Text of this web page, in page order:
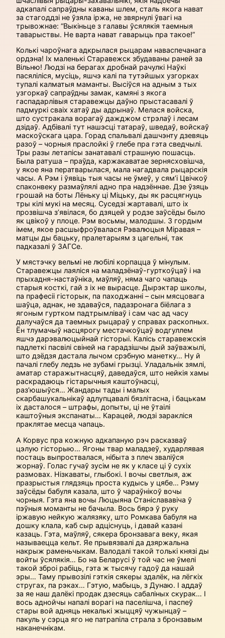
адкапалі сапраўдны каваны шлем, сталь якога нават
за стагоддзі не ўзяла іржа, не звярнулі ўвагі на
трывожнае: “Выкіньце з галавы ўсялякія таемныя
таварыствы. Не варта нават гаварыць пра такое!”
Колькі чароўнага адкрылася рыцарам наваспечанага
ордэна! Іх малень­кі Старавежск збудаваны раней за
Вільню! Людзі на берагах дробнай рачулкі Наўкі
пасяліліся, мусіць, яшчэ калі па тутэйшых узгорках
тупалі калматыя маманты. Высіўся на адным з тых
узгоркаў сапраўдны замак, камяні з якога
гаспадарлівыя старавежцы даўно прыстасавалі ў
падмуркі сваіх хатаў ды адрынаў. Мелася войска,
што сустракала ворагаў дажджом стрэлаў і лесам
дзідаў. Адбівалі тут нашэсці татараў, шведаў, войскаў
маскоўскага цара. Горад спальвалі дашчэнту дзевяць
разоў – чорныя праслойкі ў глебе пра гэта сведчылі.
Тры разы летапісы занатавалі страшную пошасць.
Была ратуша – праўда, каржакаватае зернясховішча,
у якое яна ператварылася, мала нагадвала рыцарскія
часы. А Рэм і ўявіць тыя часы не ўмеў, у сям’і Цвічкоў
спаконвеку размаўлялі адно пра надзённае. Дзе ўзяць
грошай на боты Лёньку ці Міцьку, ды як расцягнуць
тры кілі мукі на месяц. Суседзі жартавалі, што іх
прозвішча з’явілася, бо дзяцей у родзе заўсёды было
як цвікоў у плоце. Рэм восьмы, малодшы. З гордым
імем, якое расшыфроўвалася Рэвалюцыя Міравая –
матцы ды бацьку, пралетарыям з цагельні, так
падказалі ў ЗАГСе.
У мястэчку вельмі не любілі корпацца ў мінулым.
Старавежцы лаяліся на маладзёнаў-гурткоўцаў і на
прыхадня-настаўніка, маўляў, няма чаго чапаць
старыя косткі, гай з іх не вырасце. Дырэктар школы,
па прафесіі гісторык, па паходжанні – сын мясцовага
шаўца, аднак, не здаваўся, падазронага біёлага з
ягоным гуртком падтрымліваў і сам час ад часу
далучаўся да таемных рыцараў у справах раскопных.
Ён тлумачыў насцярогу местачкоўцаў водгуллем
яшчэ дарэвалюцыйнай гісторыі. Калісь старавежскія
падлеткі пасвілі свіней на гарадзішчы дый заўважылі,
што дзёдзя дастала лычом срэбную манетку… Ну й
пачалі глебу ледзь не зубамі грызці. Уладальнік зямлі,
аматар старажытнасцяў, даведаўся, што нейкія хамы
раскрадаюць гістарычныя каштоўнасці,
раз’юшыўся… Жандары тады і малых
скарбашукальнікаў адлупцавалі бязлітасна, і бацькам
іх дасталося – штрафы, допыты, ці не ўтаілі
каштоўныя экспанаты… Карацей, людзі заракліся
праклятае месца чапаць.
А Корвус пра кожную адкапаную рэч расказваў
цэлую гісторыю… Ягоны твар маладзеў, хударлявая
постаць выпроствалася, нібыта з плеч зваліўся
жорнаў. Голас гучаў зусім не як у класе ці ў сухіх
размовах. Нізкаваты, глыбокі. І вочы светлыя, аж
празрыстыя глядзяць проста кудысь у цябе… Рэму
заўсёды бабуля казала, што ў чараўнікоў вочы
чорныя. Гэта яна вочы Люцыяна Станіслававіча ў
пэўныя моманты не бачыла. Вось бярэ ў руку
іржавую нейкую жалязяку, што Ромкава бабуля на
дошку клала, каб сыр адціснуць, і давай казані
казаць. Гэта, маўляў, сякера бронзавага веку, якая
называецца кельт. Яе прывязвалі да дзяржальна
накрыж рамень­чыкам. Валодалі такой толькі князі ды
войты ўсялякія… Бо на Беларусі ў той час не ўмелі
такой зброі рабіць, гэта ж тысячу гадоў да нашай
эры… Таму прывозілі гэткія сякеры здалёк, на лёгкіх
стругах, па рэках… Гэтую, мабыць, з Дунаю. І аддаў
за яе наш далёкі продак дзесяць сабаліных скурак… І
вось аднойчы напалі ворагі на паселішча, і паспеў
стары вой адняць некалькі жыццяў чужынцаў –
пакуль у сэрца яго не патрапіла страла з бронзавым
наканечнікам.